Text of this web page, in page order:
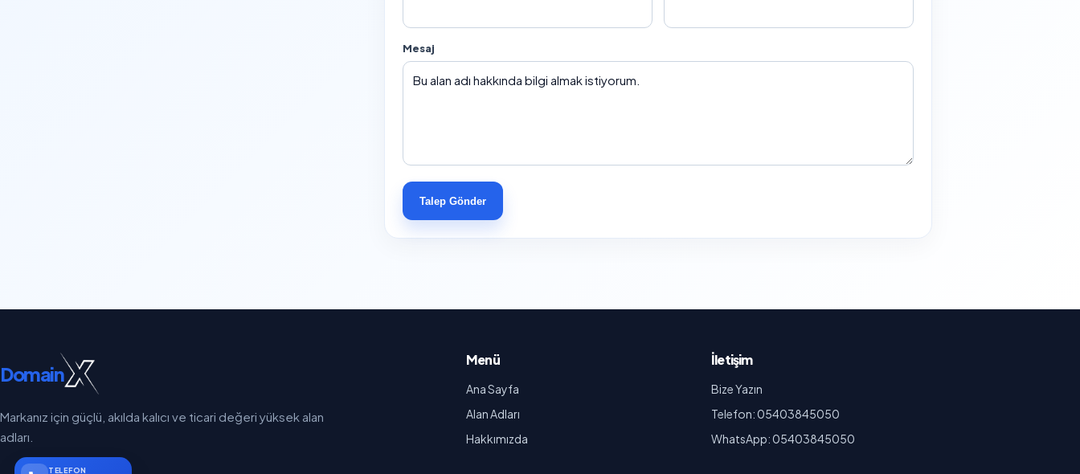
Mesaj
Talep Gönder
TELEFON
Domain
Markanız için güçlü, akılda kalıcı ve ticari değeri yüksek alan
adları.
Menü
Ana Sayfa
Alan Adları
Hakkımızda
İletişim
Bize Yazın
Telefon: 05403845050
WhatsApp: 05403845050